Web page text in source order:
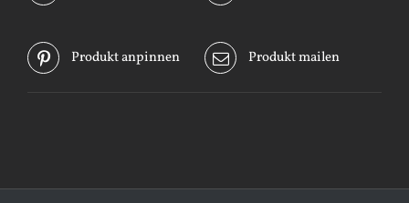
Produkt anpinnen Produkt mailen